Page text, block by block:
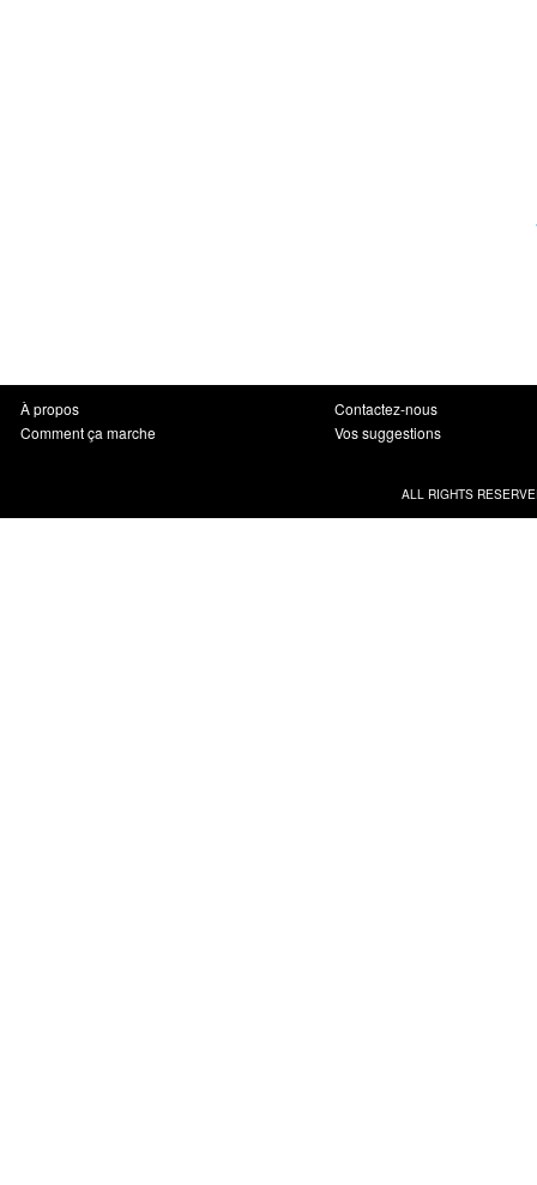
À propos
Comment ça marche
Contactez-nous
Vos suggestions
ALL RIGHTS